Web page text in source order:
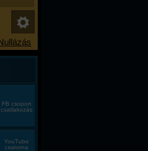
FB csoport
csatlakozás
YouTube
csatorna